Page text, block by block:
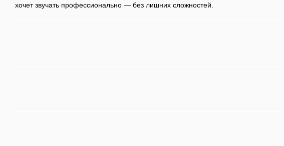
хочет звучать профессионально — без лишних сложностей.